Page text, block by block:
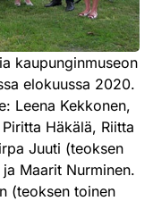
kaupunginmuseon
elokuussa 2020.
Leena Kekkonen,
Häkälä, Riitta
Juuti (teoksen
Maarit Nurminen.
(teoksen toinen